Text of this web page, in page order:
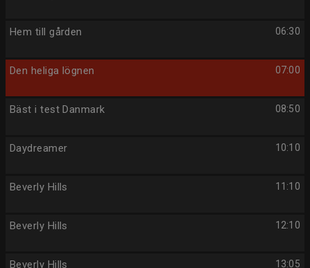
06:30
Hem till gården
07:00
Den heliga lögnen
08:50
Bäst i test Danmark
10:10
Daydreamer
11:10
Beverly Hills
12:10
Beverly Hills
13:05
Beverly Hills